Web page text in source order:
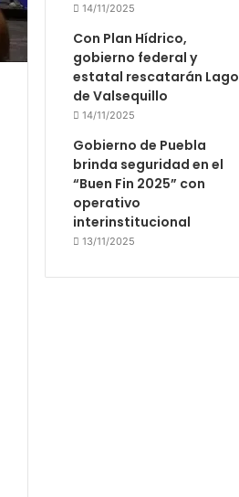
14/11/2025
Con Plan Hídrico,
gobierno federal y
estatal rescatarán Lago
de Valsequillo
14/11/2025
Gobierno de Puebla
brinda seguridad en el
“Buen Fin 2025” con
operativo
interinstitucional
13/11/2025